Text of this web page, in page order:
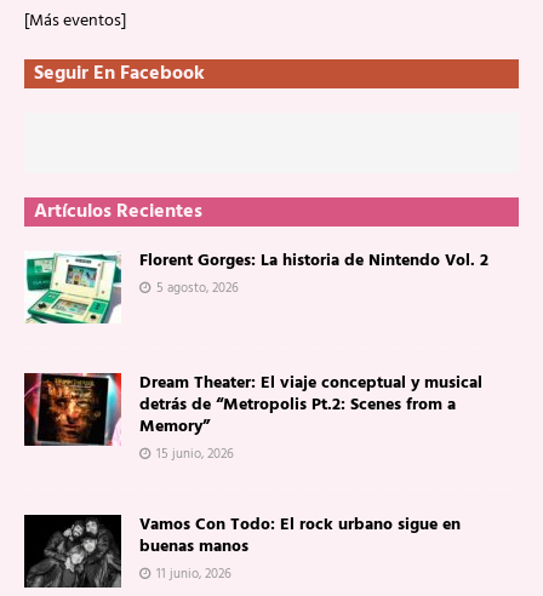
[Más eventos]
Seguir En Facebook
Artículos Recientes
Florent Gorges: La historia de Nintendo Vol. 2
5 agosto, 2026
Dream Theater: El viaje conceptual y musical
detrás de “Metropolis Pt.2: Scenes from a
Memory”
15 junio, 2026
Vamos Con Todo: El rock urbano sigue en
buenas manos
11 junio, 2026